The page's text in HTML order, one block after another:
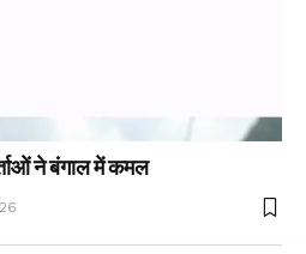
ने बंगाल में कमल